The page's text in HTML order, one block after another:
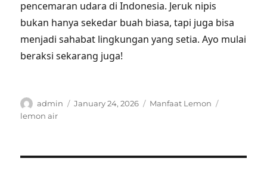
pencemaran udara di Indonesia. Jeruk nipis
bukan hanya sekedar buah biasa, tapi juga bisa
menjadi sahabat lingkungan yang setia. Ayo mulai
beraksi sekarang juga!
Author
admin
Posted
January 24, 2026 Categories
Manfaat Lemon
lemon air